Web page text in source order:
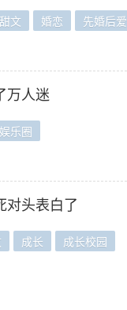
甜文 婚恋 先婚后爱
万人迷
娱乐圈
对头表白了
成长 成长校园